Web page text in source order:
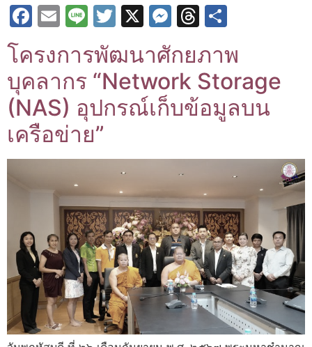
Facebook
Email
LineTwitter
X Messenger
Threads
โครงการพัฒนาศักยภาพ
บุคลากร “Network Storage
(NAS) อุปกรณ์เก็บข้อมูลบน
เครือข่าย”